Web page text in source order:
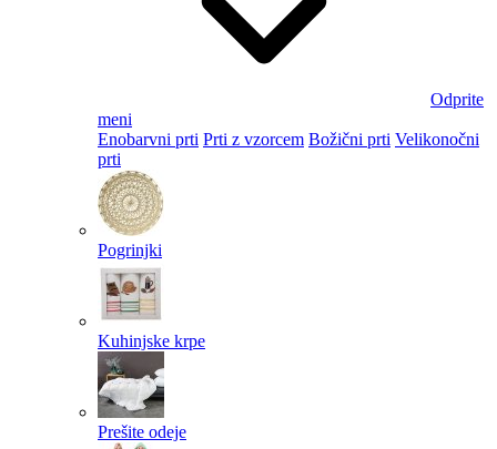
Odprite
meni
Enobarvni prti Prti z vzorcem Božični prti Velikonočni
prti​
Pogrinjki
Kuhinjske krpe
Prešite odeje